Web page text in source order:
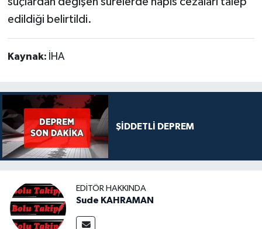
edildiği belirtildi.
Kaynak: İHA
ŞİDDETLİ DEPREM
EDITÖR HAKKINDA
Sude KAHRAMAN